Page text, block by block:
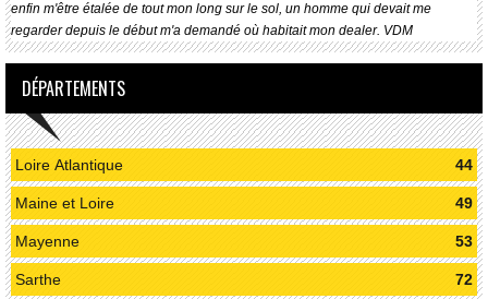
enfin m'être étalée de tout mon long sur le sol, un homme qui devait me
regarder depuis le début m'a demandé où habitait mon dealer. VDM
DÉPARTEMENTS
Loire Atlantique 44
Maine et Loire 49
Mayenne 53
Sarthe 72